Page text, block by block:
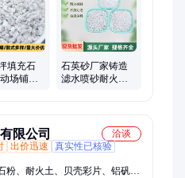
沙、五彩玉石米、五彩玉石、硅
填充石
场铺装
石英砂厂家铸造
滤水喷砂耐火板
限公司
洽谈
出价迅速
真实性已核验
粉、耐火土、贝壳彩片、铝矾土